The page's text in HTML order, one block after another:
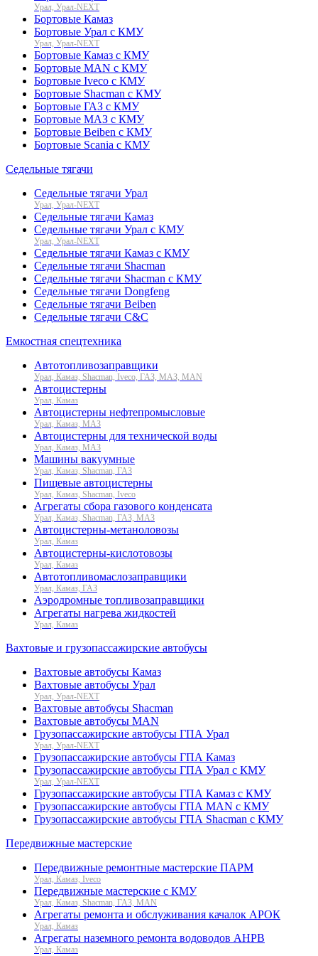
Урал, Урал-NEXT
Бортовые Камаз
Бортовые Урал с КМУ
Урал, Урал-NEXT
Бортовые Камаз с КМУ
Бортовые MAN с КМУ
Бортовые Iveco с КМУ
Бортовые Shacman с КМУ
Бортовые ГАЗ с КМУ
Бортовые МАЗ с КМУ
Бортовые Beiben с КМУ
Бортовые Scania с КМУ
Седельные тягачи
Седельные тягачи Урал
Урал, Урал-NEXT
Седельные тягачи Камаз
Седельные тягачи Урал с КМУ
Урал, Урал-NEXT
Седельные тягачи Камаз с КМУ
Седельные тягачи Shacman
Седельные тягачи Shacman с КМУ
Седельные тягачи Dongfeng
Седельные тягачи Beiben
Седельные тягачи C&C
Емкостная спецтехника
Автотопливозаправщики
Урал, Камаз, Shacman, Iveco, ГАЗ, МАЗ, MAN
Автоцистерны
Урал, Камаз
Автоцистерны нефтепромысловые
Урал, Камаз, МАЗ
Автоцистерны для технической воды
Урал, Камаз, МАЗ
Машины вакуумные
Урал, Камаз, Shacman, ГАЗ
Пищевые автоцистерны
Урал, Камаз, Shacman, Iveco
Агрегаты сбора газового конденсата
Урал, Камаз, Shacman, ГАЗ, МАЗ
Автоцистерны-метаноловозы
Урал, Камаз
Автоцистерны-кислотовозы
Урал, Камаз
Автотопливомаслозаправщики
Урал, Камаз, ГАЗ
Аэродромные топливозаправщики
Агрегаты нагрева жидкостей
Урал, Камаз
Вахтовые и грузопассажирские автобусы
Вахтовые автобусы Камаз
Вахтовые автобусы Урал
Урал, Урал-NEXT
Вахтовые автобусы Shacman
Вахтовые автобусы MAN
Грузопассажирские автобусы ГПА Урал
Урал, Урал-NEXT
Грузопассажирские автобусы ГПА Камаз
Грузопассажирские автобусы ГПА Урал с КМУ
Урал, Урал-NEXT
Грузопассажирские автобусы ГПА Камаз с КМУ
Грузопассажирские автобусы ГПА MAN с КМУ
Грузопассажирские автобусы ГПА Shacman с КМУ
Передвижные мастерские
Передвижные ремонтные мастерские ПАРМ
Урал, Камаз, Iveco
Передвижные мастерские с КМУ
Урал, Камаз, Shacman, ГАЗ, MAN
Агрегаты ремонта и обслуживания качалок АРОК
Урал, Камаз
Агрегаты наземного ремонта водоводов АНРВ
Урал, Камаз